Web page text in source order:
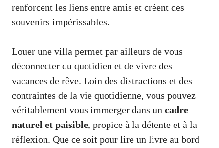
renforcent les liens entre amis et créent des
souvenirs impérissables.
Louer une villa permet par ailleurs de vous
déconnecter du quotidien et de vivre des
vacances de rêve. Loin des distractions et des
contraintes de la vie quotidienne, vous pouvez
véritablement vous immerger dans un cadre
naturel et paisible, propice à la détente et à la
réflexion. Que ce soit pour lire un livre au bord